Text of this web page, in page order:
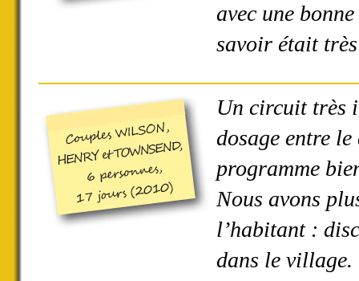
avec une
savoir était
Un circuit très
dosage entre
programme
Nous avons
l’habitant :
dans le village.